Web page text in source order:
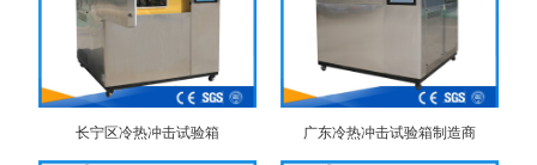
长宁区冷热冲击试验箱 广东冷热冲击试验箱制造商